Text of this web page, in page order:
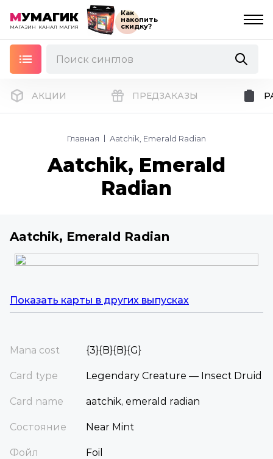
МУМАГИК
МАГАЗИН КАНАЛ МАГИЯ
Как
накопить
скидку?
АКЦИИ ПРЕДЗАКАЗЫ
Главная Aatchik, Emerald Radian
Aatchik, Emerald
Radian
Aatchik, Emerald Radian
Показать карты в других выпусках
Mana cost {3}{B}{B}{G}
Card type Legendary Creature — Insect Druid
Card name aatchik, emerald radian
Состояние Near Mint
Фойл Foil